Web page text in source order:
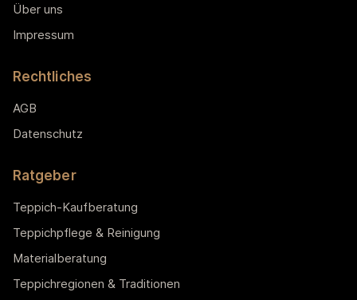
Über uns
Impressum
Rechtliches
AGB
Datenschutz
Ratgeber
Teppich-Kaufberatung
Teppichpflege & Reinigung
Materialberatung
Teppichregionen & Traditionen